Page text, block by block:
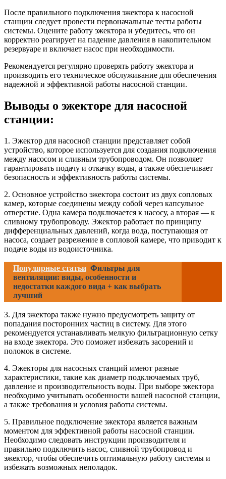
После правильного подключения эжектора к насосной
станции следует провести первоначальные тесты работы
системы. Оцените работу эжектора и убедитесь, что он
корректно реагирует на падение давления в накопительном
резервуаре и включает насос при необходимости.
Рекомендуется регулярно проверять работу эжектора и
производить его техническое обслуживание для обеспечения
надежной и эффективной работы насосной станции.
Выводы о эжекторе для насосной
станции:
1. Эжектор для насосной станции представляет собой
устройство, которое используется для создания подключения
между насосом и сливным трубопроводом. Он позволяет
гарантировать подачу и откачку воды, а также обеспечивает
безопасность и эффективность работы системы.
2. Основное устройство эжектора состоит из двух сопловых
камер, которые соединены между собой через капсульное
отверстие. Одна камера подключается к насосу, а вторая — к
сливному трубопроводу. Эжектор работает по принципу
дифференциальных давлений, когда вода, поступающая от
насоса, создает разрежение в сопловой камере, что приводит к
подаче воды из водоисточника.
Популярные статьи Фильтры для
вентиляции: виды, особенности и
недостатки каждого вида + как выбрать
лучший
3. Для эжектора также нужно предусмотреть защиту от
попадания посторонних частиц в систему. Для этого
рекомендуется устанавливать мелкую фильтрационную сетку
на входе эжектора. Это поможет избежать засорений и
поломок в системе.
4. Эжекторы для насосных станций имеют разные
характеристики, такие как диаметр подключаемых труб,
давление и производительность воды. При выборе эжектора
необходимо учитывать особенности вашей насосной станции,
а также требования и условия работы системы.
5. Правильное подключение эжектора является важным
моментом для эффективной работы насосной станции.
Необходимо следовать инструкции производителя и
правильно подключить насос, сливной трубопровод и
эжектор, чтобы обеспечить оптимальную работу системы и
избежать возможных неполадок.